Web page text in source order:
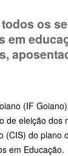
os
em
(IF
de eleição dos
(CIS) do plano
em Educação.